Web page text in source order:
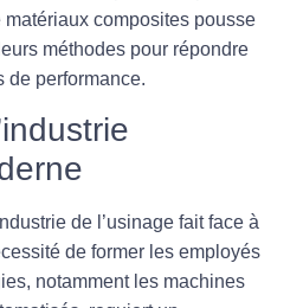
matériaux composites pousse
méthodes pour répondre
de performance.
de l’usinage fait face à
de former les employés
notamment les machines